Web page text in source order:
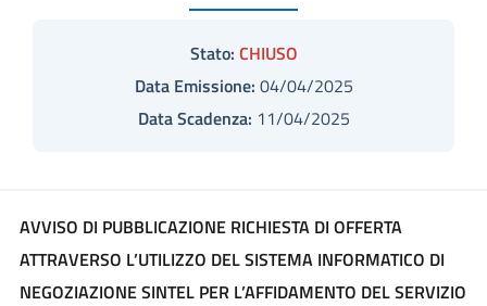
Stato: CHIUSO
Data Emissione: 04/04/2025
Data Scadenza: 11/04/2025
AVVISO DI PUBBLICAZIONE RICHIESTA DI OFFERTA
ATTRAVERSO L’UTILIZZO DEL SISTEMA INFORMATICO DI
NEGOZIAZIONE SINTEL PER L’AFFIDAMENTO DEL SERVIZIO